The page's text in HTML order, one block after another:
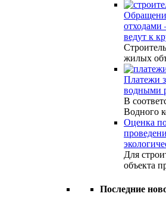
отходами
ведут к
жилых
Платежи
водными
В
Водного
Оценка
Для
объекта
Последние